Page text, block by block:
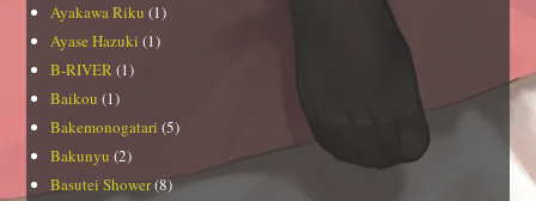
Ayakawa Riku (1)
Ayase Hazuki (1)
B-RIVER (1)
Baikou (1)
Bakemonogatari (5)
Bakunyu (2)
Basutei Shower(8)